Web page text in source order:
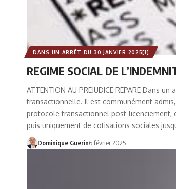
DANS UN ARRÊT DU 30 JANVIER 2025[1]
REGIME SOCIAL DE
ATTENTION AU PREJUDICE REPARE
transactionnelle. Il est communément
protocole transactionnel post-licenciement,
puis uniquement de cotisations sociales
Dominique Guerin6 février 2025